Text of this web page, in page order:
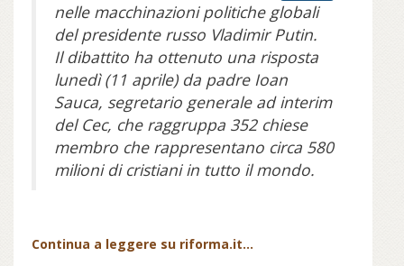
nelle macchinazioni politiche globali
del presidente russo Vladimir Putin.
Il dibattito ha ottenuto una risposta
lunedì (11 aprile) da padre Ioan
Sauca, segretario generale ad interim
del Cec, che raggruppa 352 chiese
membro che rappresentano circa 580
milioni di cristiani in tutto il mondo.
Continua a leggere su riforma.it...